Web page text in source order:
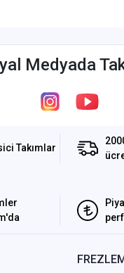
Medyada
Takımlar